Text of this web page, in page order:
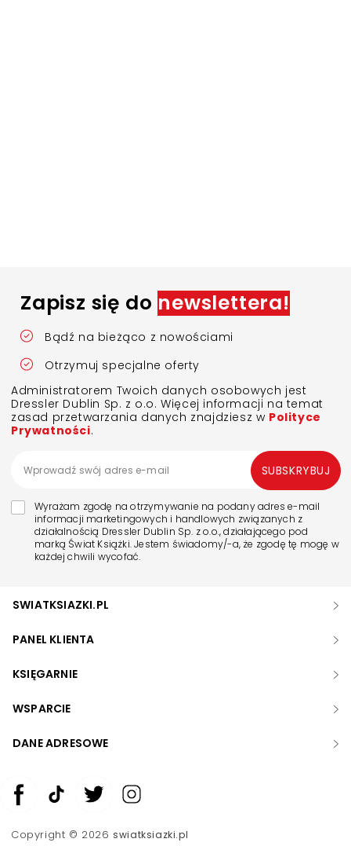
Zapisz się do newslettera!
Bądź na bieżąco z nowościami
Otrzymuj specjalne oferty
Administratorem Twoich danych osobowych jest
Dressler Dublin Sp. z o.o. Więcej informacji na temat
zasad przetwarzania danych znajdziesz w Polityce
Prywatności.
Wyrażam zgodę na otrzymywanie na podany adres e-mail
informacji marketingowych i handlowych związanych z
działalnością Dressler Dublin Sp. z o.o., działającego pod
marką Świat Książki. Jestem świadomy/-a, że zgodę tę mogę w
każdej chwili wycofać.
SUBSKRYBUJ
SWIATKSIAZKI.PL
PANEL KLIENTA
KSIĘGARNIE
WSPARCIE
DANE ADRESOWE
Copyright © 2026swiatksiazki.pl
Zwiększ rozmiar czcionki